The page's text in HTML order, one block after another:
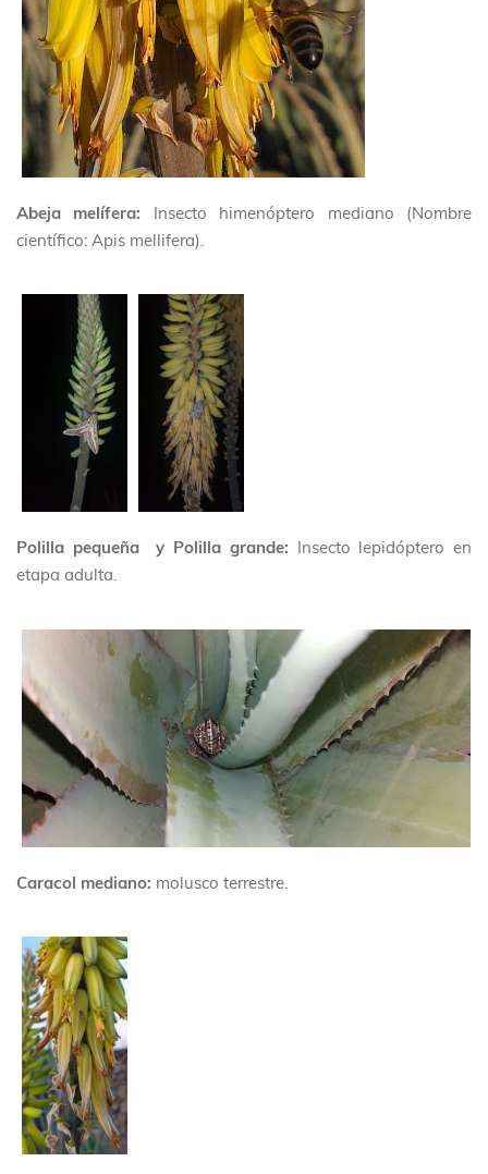
Abeja melífera: Insecto himenóptero mediano (Nombre
científico: Apis mellifera).
Polilla pequeña y Polilla grande: Insecto lepidóptero en
etapa adulta.
Caracol mediano: molusco terrestre.